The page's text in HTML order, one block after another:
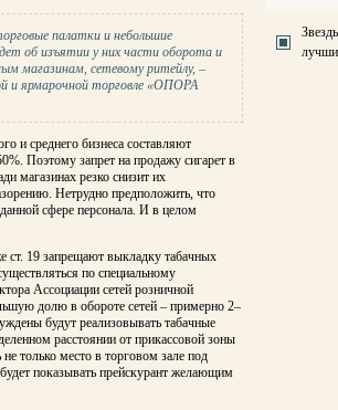
палатки и небольшие
об изъятии у них части оборота и
магазинам, сетевому ритейлу, –
и ярмарочной торговле «ОПОРА
и среднего бизнеса составляют
Поэтому запрет на продажу сигарет в
магазинах резко снизит их
Нетрудно предположить, что
сфере персонала. И в целом
ст. 19 запрещают выкладку табачных
по специальному
Ассоциации сетей розничной
долю в обороте сетей – примерно 2–
будут реализовывать табачные
расстоянии от прикассовой зоны
только место в торговом зале под
показывать прейскурант желающим